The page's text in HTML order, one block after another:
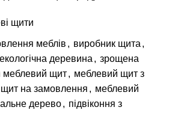
щити
меблів , виробник щита ,
екологічна деревина , зрощена
меблевий щит, меблевий щит з
на замовлення , меблевий
дерево, підвіконня з